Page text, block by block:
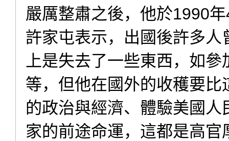
嚴厲整肅之後，他於1990
許家屯表示，出國後許多
上是失去了一些東西，如
等，但他在國外的收穫要
的政治與經濟、體驗美國
家的前途命運，這都是高